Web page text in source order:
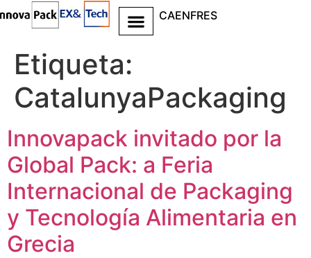
CAENFRES
contenido
Etiqueta:
CatalunyaPackaging
Innovapack invitado por la
Global Pack: a Feria
Internacional de Packaging
y Tecnología Alimentaria en
Grecia